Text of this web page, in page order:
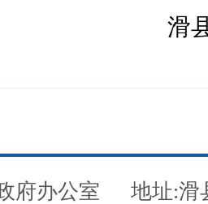
滑
府办公室
地址:滑